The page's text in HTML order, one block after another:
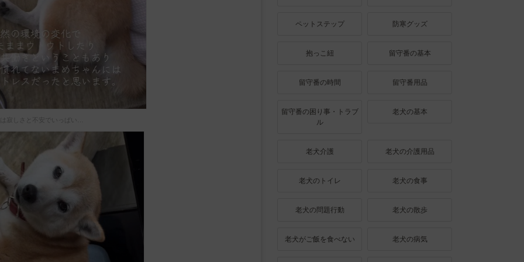
寂しさと不安でいっぱい…
ペットステップ 防寒グッズ
抱っこ紐 留守番の基本
留守番の時間 留守番用品
留守番の困り事・トラブ
ル
老犬の基本
老犬介護 老犬の介護用品
老犬のトイレ 老犬の食事
老犬の問題行動 老犬の散歩
老犬がご飯を食べない 老犬の病気